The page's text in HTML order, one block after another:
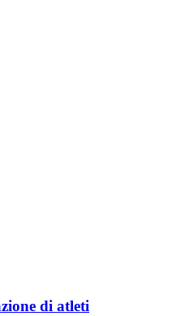
di atleti